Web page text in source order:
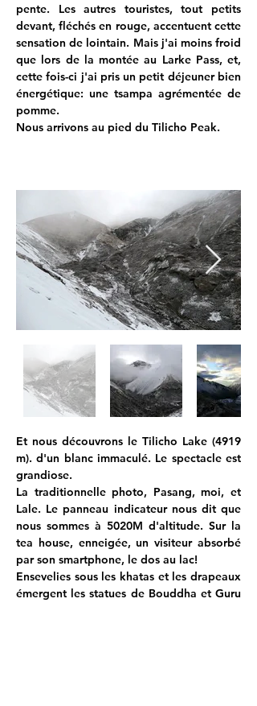
pente. Les autres touristes, tout petits
devant, fléchés en rouge, accentuent cette
sensation de lointain. Mais j'ai moins froid
que lors de la montée au Larke Pass, et,
cette fois-ci j'ai pris un petit déjeuner bien
énergétique: une tsampa agrémentée de
pomme.
Nous arrivons au pied du Tilicho Peak.
Et nous découvrons le Tilicho Lake (4919
m). d'un blanc immaculé. Le spectacle est
grandiose.
La traditionnelle photo, Pasang, moi, et
Lale. Le panneau indicateur nous dit que
nous sommes à 5020M d'altitude. Sur la
tea house, enneigée, un visiteur absorbé
par son smartphone, le dos au lac!
Ensevelies sous les khatas et les drapeaux
émergent les statues de Bouddha et Guru